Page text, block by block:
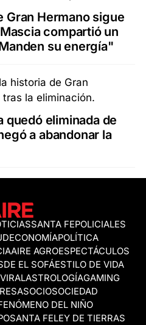
Gran Hermano sigue
compartió un
su energía"
quedó eliminada de
a abandonar la
SANTA FEPOLICIALES
ECONOMÍAPOLÍTICA
AIRE AGROESPECTÁCULOS
EL SOFÁESTILO DE VIDA
VIRALASTROLOGÍAGAMING
OCIOSOCIEDAD
DEL NIÑO
SANTA FELEY DE TIERRAS